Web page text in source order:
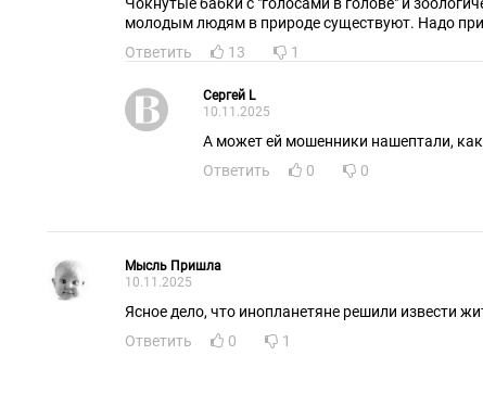
Чокнутые бабки с "голосами в голове" и
молодым людям в природе существуют. Надо
Ответить
13 1
Сергей L
10.11.2025
А может ей мошенники нашептали,
Ответить
0 0
Мысль Пришла
10.11.2025
Ясное дело, что инопланетяне решили извести
Ответить
0 1